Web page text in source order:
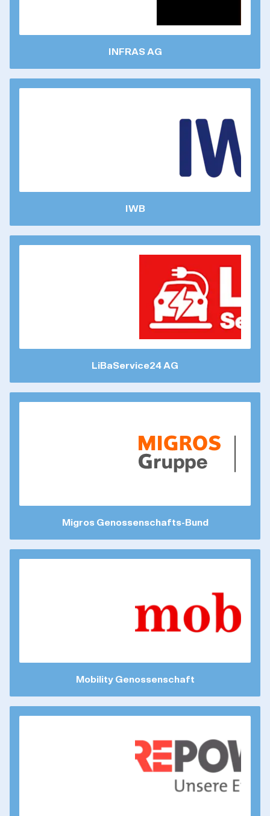
INFRAS AG
IWB
LiBaService24 AG
Migros Genossenschafts-Bund
Mobility Genossenschaft